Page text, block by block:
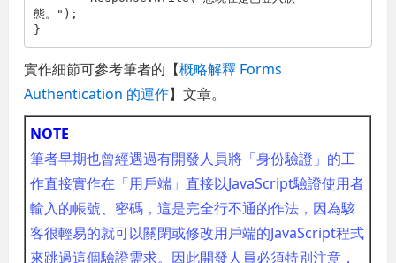
態。");
}
實作細節可參考筆者的【概略解釋 Forms
Authentication 的運作】文章。
NOTE
筆者早期也曾經遇過有開發人員將「身份驗證」的工
作直接實作在「用戶端」直接以JavaScript驗證使用者
輸入的帳號、密碼，這是完全行不通的作法，因為駭
客很輕易的就可以關閉或修改用戶端的JavaScript程式
來跳過這個驗證需求。因此開發人員必須特別注意，